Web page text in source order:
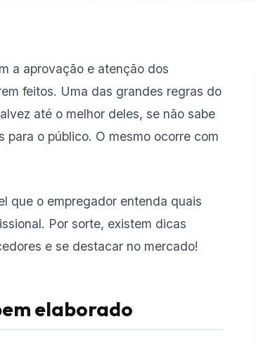
a aprovação e atenção dos
feitos. Uma das grandes regras do
até o melhor deles, se não sabe
o público. O mesmo ocorre com
que o empregador entenda quais
Por sorte, existem dicas
e se destacar no mercado!
elaborado